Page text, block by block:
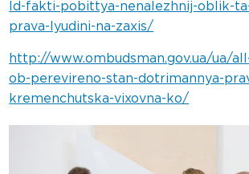
ld-fakti-pobittya-nenalezhnij-oblik-
prava-lyudini-na-zaxis/
http://www.ombudsman.gov.ua/ua/
ob-perevireno-stan-dotrimannya-
kremenchutska-vixovna-ko/